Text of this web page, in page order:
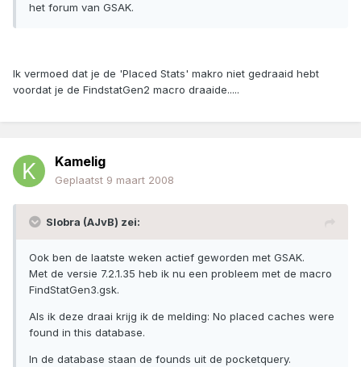
het forum van GSAK.
Ik vermoed dat je de 'Placed Stats' makro niet gedraaid hebt
voordat je de FindstatGen2 macro draaide.....
Kamelig
Geplaatst 9 maart 2008
Slobra (AJvB) zei:
Ook ben de laatste weken actief geworden met GSAK.
Met de versie 7.2.1.35 heb ik nu een probleem met de macro
FindStatGen3.gsk.
Als ik deze draai krijg ik de melding: No placed caches were
found in this database.
In de database staan de founds uit de pocketquery.